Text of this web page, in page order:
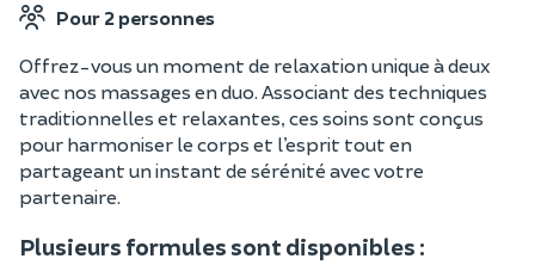
Pour 2 personnes
Offrez-vous un moment de relaxation unique à deux
avec nos massages en duo. Associant des techniques
traditionnelles et relaxantes, ces soins sont conçus
pour harmoniser le corps et l’esprit tout en
partageant un instant de sérénité avec votre
partenaire.
Plusieurs formules sont disponibles :